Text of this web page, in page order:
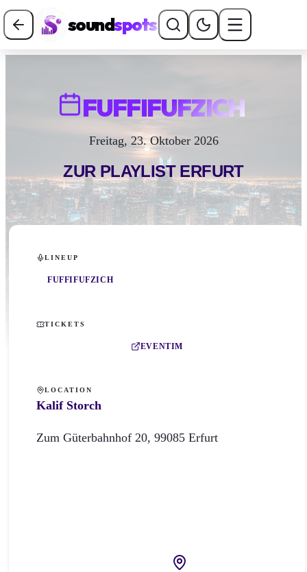
soundspots
FUFFIFUFZICH
Freitag, 23. Oktober 2026
ZUR PLAYLIST ERFURT
LINEUP
FUFFIFUFZICH
TICKETS
EVENTIM
LOCATION
Kalif Storch
Zum Güterbahnhof 20, 99085 Erfurt